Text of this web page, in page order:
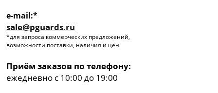
e-mail:*
sale@pguards.ru
*для запроса коммерческих предложений,
возможности поставки, наличия и цен.
Приём заказов по телефону:
ежедневно с 10:00 до 19:00